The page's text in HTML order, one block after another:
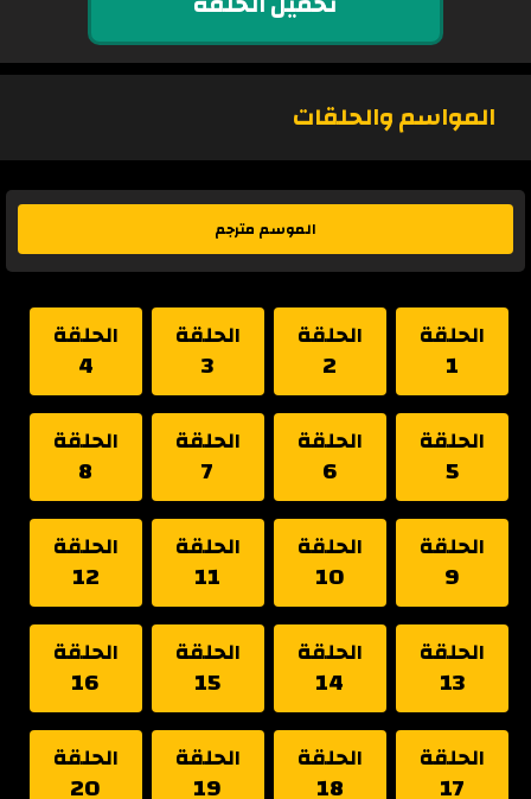
المواسم والحلقات
الموسم مترجم
الحلقة
1
الحلقة
2
الحلقة
3
الحلقة
4
الحلقة
5
الحلقة
6
الحلقة
7
الحلقة
8
الحلقة
9
الحلقة
10
الحلقة
11
الحلقة
12
الحلقة
13
الحلقة
14
الحلقة
15
الحلقة
16
الحلقة
17
الحلقة
18
الحلقة
19
الحلقة
20